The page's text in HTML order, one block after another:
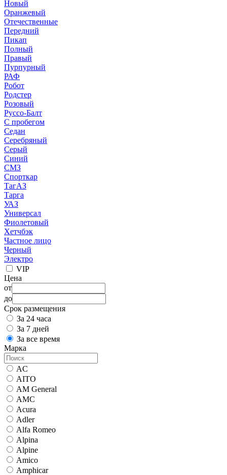
Новый
Оранжевый
Отечественные
Передний
Пикап
Полный
Правый
Пурпурный
РАФ
Робот
Родстер
Розовый
Руссо-Балт
С пробегом
Седан
Серебряный
Серый
Синий
СМЗ
Спорткар
ТагАЗ
Тарга
УАЗ
Универсал
Фиолетовый
Хетчбэк
Частное лицо
Черный
Электро
VIP
Цена
от
до
Срок размещения
За 24 часа
За 7 дней
За все время
Марка
AC
AITO
AM General
AMC
Acura
Adler
Alfa Romeo
Alpina
Alpine
Amico
Amphicar